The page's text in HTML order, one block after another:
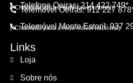
Telefone Oeiras: 214 422 749*
(*Chamada para a rede fixa nacional)
Telemóvel Oeiras: 912 227
Telemóvel Monte Estoril: 937
(*Chamada para a rede móvel nacional)
Links
Loja
Sobre nós